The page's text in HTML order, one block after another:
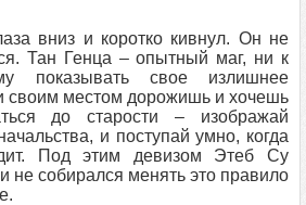
вниз и коротко кивнул. Он не
Тан Генца – опытный маг, ни к
показывать свое излишнее
своим местом дорожишь и хочешь
до старости – изображай
и поступай умно, когда
Под этим девизом Этеб Су
не собирался менять это правило